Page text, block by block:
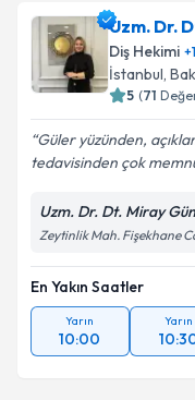
Uzm. Dr.
Diş Hekimi +1
İstanbul,
5 (71
Güler yüzünden,
tedavisinden çok
Uzm. Dr. Dt. Miray
Zeytinlik Mah. Fişekhane
En Yakın Saatler
Yarın
10:00
Yarın